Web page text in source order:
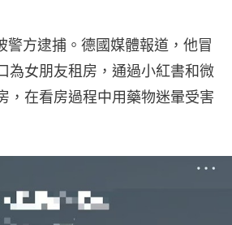
警方逮捕。德國媒體報道，他冒
為女朋友租房，通過小紅書和微
，在看房過程中用藥物迷暈受害